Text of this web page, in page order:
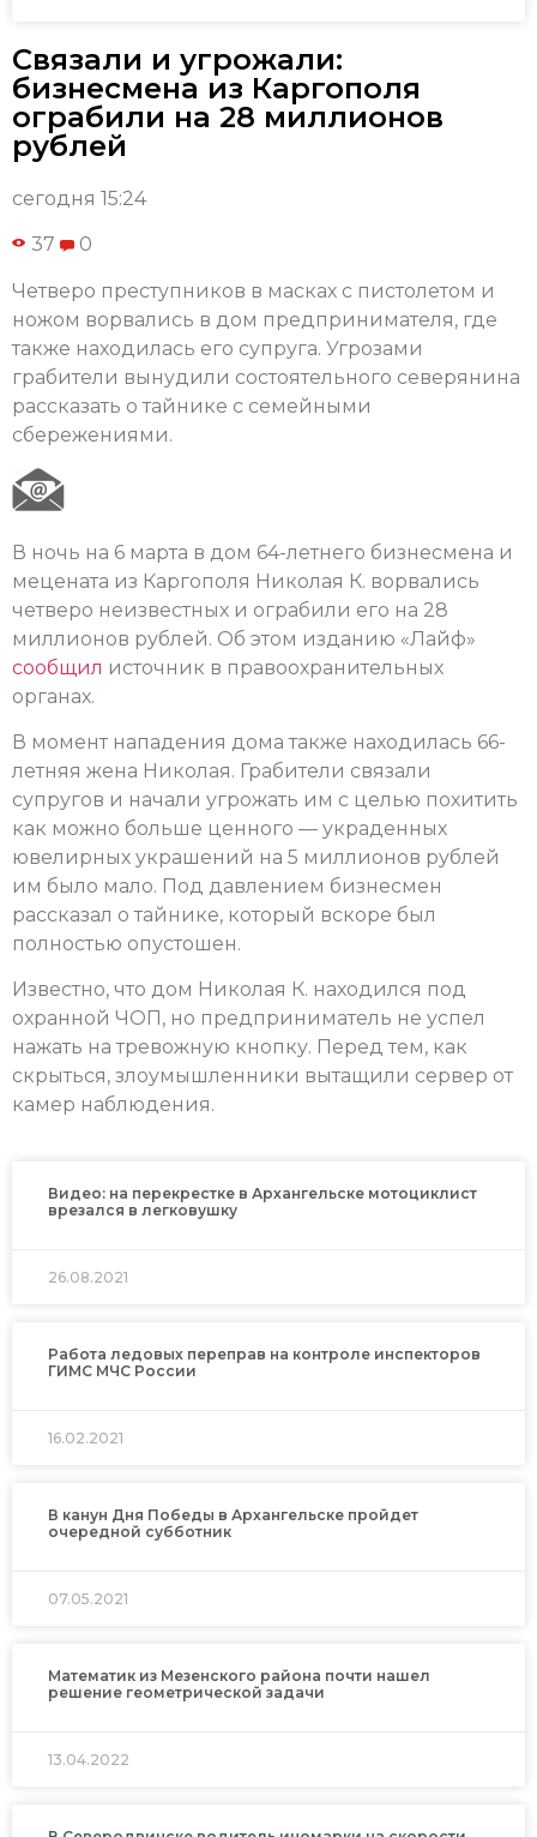
Связали и угрожали:
бизнесмена из Каргополя
ограбили на 28 миллионов
рублей
сегодня 15:24
37 0
Четверо преступников в масках с пистолетом и
ножом ворвались в дом предпринимателя, где
также находилась его супруга. Угрозами
грабители вынудили состоятельного северянина
рассказать о тайнике с семейными
сбережениями.
В ночь на 6 марта в дом 64-летнего бизнесмена и
мецената из Каргополя Николая К. ворвались
четверо неизвестных и ограбили его на 28
миллионов рублей. Об этом изданию «Лайф»
сообщил источник в правоохранительных
органах.
В момент нападения дома также находилась 66-
летняя жена Николая. Грабители связали
супругов и начали угрожать им с целью похитить
как можно больше ценного — украденных
ювелирных украшений на 5 миллионов рублей
им было мало. Под давлением бизнесмен
рассказал о тайнике, который вскоре был
полностью опустошен.
Известно, что дом Николая К. находился под
охранной ЧОП, но предприниматель не успел
нажать на тревожную кнопку. Перед тем, как
скрыться, злоумышленники вытащили сервер от
камер наблюдения.
Видео: на перекрестке в Архангельске мотоциклист
врезался в легковушку
26.08.2021
Работа ледовых переправ на контроле инспекторов
ГИМС МЧС России
16.02.2021
В канун Дня Победы в Архангельске пройдет
очередной субботник
07.05.2021
Математик из Мезенского района почти нашел
решение геометрической задачи
13.04.2022